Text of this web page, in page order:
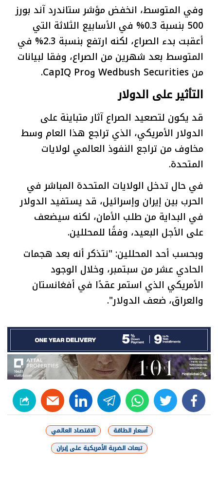
وفي المتوسط، انخفض مؤشر ستاندرد آند بورز
500 بنسبة 0.3% في الأسابيع الثلاثة التي
أعقبت بدء الصراع، لكنه ارتفع بنسبة 2.3% في
المتوسط ​​بعد شهرين من الصراع، وفقا لبيانات
من Wedbush Securities وCapIQ Pro.
التأثير على الدولار
قد يكون لتصعيد الصراع آثار متباينة على
الدولار الأمريكي، الذي تراجع هذا العام وسط
مخاوف من تراجع النفوذ العالمي لولايات
المتحدة.
في حال تدخل الولايات المتحدة المباشر في
الحرب بين إيران وإسرائيل، قد يستفيد الدولار
في البداية من طلب الأمان، لكنه سيضعف
على الأجل البعيد، وفقًا للمحللين.
وبحسب أحد المحللين: "نتذكر أنه بعد هجمات
الحادي عشر من سبتمبر، وخلال الوجود
الأمريكي الذي استمر عقدًا في أفغانستان
والعراق، ضعف الدولار".
facebook
twitter
whats
telegram
linkedin
أسعار الطاقة
الاقتصاد العالمي
تبعات الضربة الأمريكية على إيران